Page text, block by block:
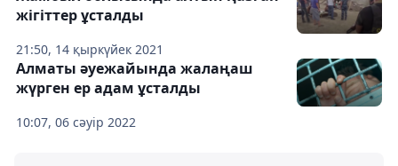
21:50, 14 қыркүйек 2021
жігіттер ұсталды
10:07, 06 сәуір 2022
Алматы әуежайында жалаңаш
жүрген ер адам ұсталды